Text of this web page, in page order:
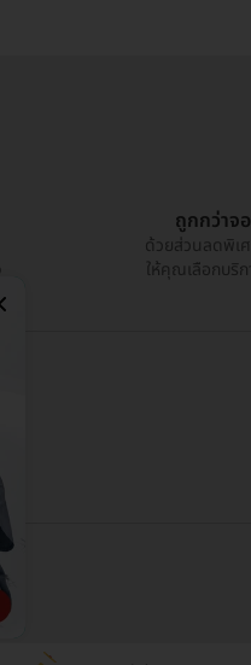
ถูกกว่าจ
ด้วยส่วนลดพิเ
ให้คุณเลือกบริก